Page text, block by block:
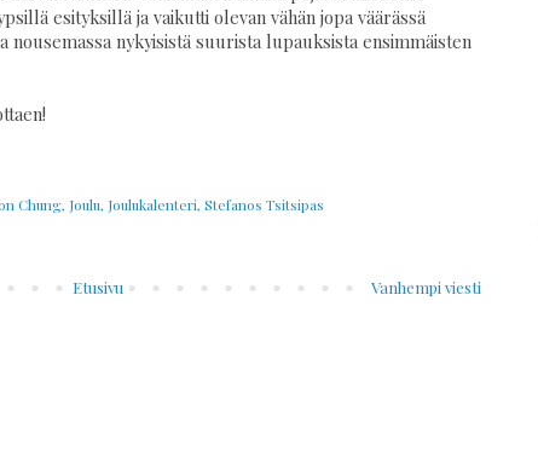
esityksillä ja vaikutti olevan vähän jopa väärässä
nousemassa nykyisistä suurista lupauksista ensimmäisten
Chung, Joulu, Joulukalenteri, Stefanos Tsitsipas
Vanhempi viesti
Etusivu